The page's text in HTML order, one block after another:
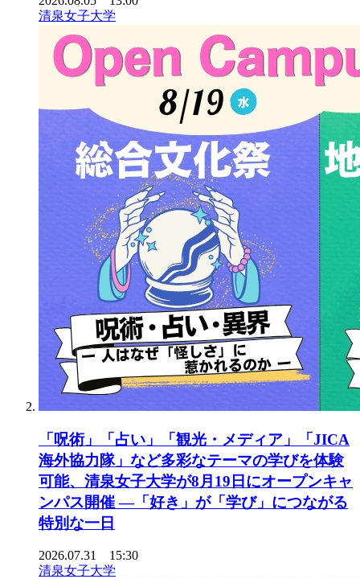
清泉女子大学
「呪術」「占い」「観光・メディア」「JICA
海外協力隊」など多彩なテーマの学びを体験
可能、清泉女子大学が8月19日にオープンキャ
ンパス開催 ―「好き」が「学び」につながる
特別な一日
2026.07.31 15:30
清泉女子大学